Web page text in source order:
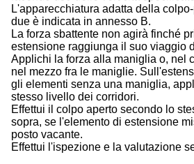
L'apparecchiatura adatta della
due è indicata in annesso B.
La forza sbattente non agirà finché
estensione raggiunga il suo viaggio
Applichi la forza alla maniglia o, nel
nel mezzo fra le maniglie.
gli elementi senza una maniglia,
stesso livello dei corridori.
Effettui il colpo aperto secondo lo
sopra, se l'elemento di estensione
posto vacante.
Effettui l'ispezione e la valutazione